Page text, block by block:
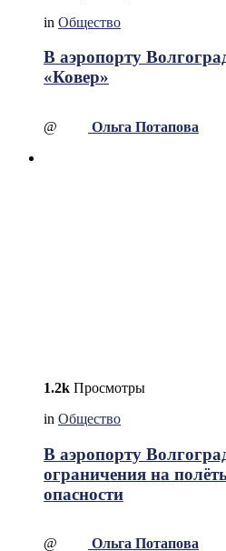
in Общество
В аэропорту
«Ковер»
@ Ольга Потапова
1.2k Просмотры
in Общество
В аэропорту
ограничения на
опасности
@ Ольга Потапова